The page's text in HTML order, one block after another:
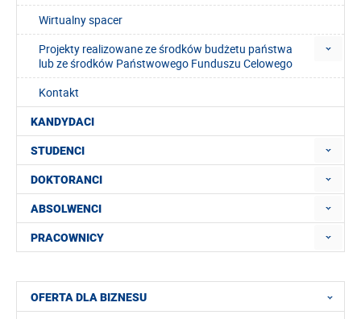
Wirtualny spacer
Projekty realizowane ze środków budżetu państwa
lub ze środków Państwowego Funduszu Celowego
Kontakt
KANDYDACI
STUDENCI
DOKTORANCI
ABSOLWENCI
PRACOWNICY
OFERTA DLA BIZNESU